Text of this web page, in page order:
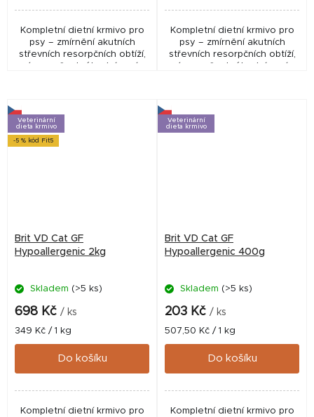
Kompletní dietní krmivo pro
psy – zmírnění akutních
střevních resorpčních obtíží,
Kompletní dietní krmivo pro
psy – zmírnění akutních
střevních resorpčních obtíží,
Veterinární
dieta krmivo
-5 % kód Fit5
Brit VD Cat GF
Hypoallergenic 2kg
Skladem (>5 ks)
698 Kč / ks
Měrná
cena:
349 Kč / 1 kg
Do košíku
Kompletní dietní krmivo pro
Veterinární
dieta krmivo
Brit VD Cat GF
Hypoallergenic 400g
Skladem (>5 ks)
203 Kč / ks
Měrná
cena:
507,50 Kč / 1 kg
Do košíku
Kompletní dietní krmivo pro